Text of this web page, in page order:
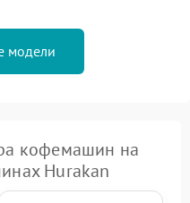
модели
кофемашин на
Hurakan